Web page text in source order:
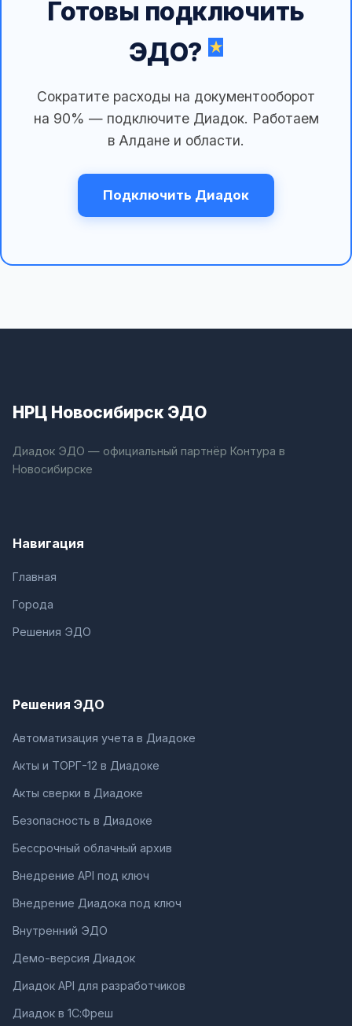
Готовы подключить
ЭДО?
Сократите расходы на документооборот
на 90% — подключите Диадок. Работаем
в Алдане и области.
Подключить Диадок
НРЦ Новосибирск ЭДО
Диадок ЭДО — официальный партнёр Контура в
Новосибирске
Навигация
Главная
Города
Решения ЭДО
Решения ЭДО
Автоматизация учета в Диадоке
Акты и ТОРГ-12 в Диадоке
Акты сверки в Диадоке
Безопасность в Диадоке
Бессрочный облачный архив
Внедрение API под ключ
Внедрение Диадока под ключ
Внутренний ЭДО
Демо-версия Диадок
Диадок API для разработчиков
Диадок в 1С:Фреш